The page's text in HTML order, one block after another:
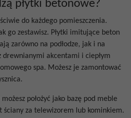
płytki betonowe?
do każdego pomieszczenia.
go zestawisz. Płytki imitujące beton
zarówno na podłodze, jak i na
drewnianymi akcentami i ciepłym
spa. Możesz je zamontować
położyć jako bazę pod meble
ściany za telewizorem lub kominkiem.